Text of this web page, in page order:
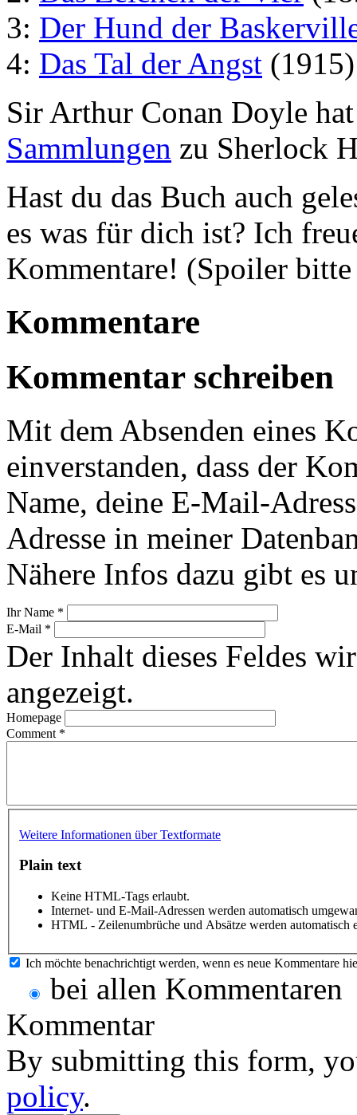
3: Der Hund der
4: Das Tal der Angst (1915)
Sir Arthur Conan Doyle
Sammlungen zu Sherlock
Hast du das Buch auch
es was für dich ist? Ich
Kommentare! (Spoiler
Kommentare
Kommentar schreiben
Mit dem Absenden eines
einverstanden, dass der
Name, deine E-Mail-
Adresse in meiner
Nähere Infos dazu gibt es
Ihr Name *
E-Mail *
Der Inhalt dieses Feldes
angezeigt.
Homepage
Comment *
Weitere Informationen über Textformate
Plain text
Keine HTML-Tags erlaubt.
Internet- und E-Mail-Adressen werden automatisch
HTML - Zeilenumbrüche und Absätze werden automatisch
Ich möchte benachrichtigt werden, wenn es neue Kommentare
bei allen Kommentaren
Kommentar
By submitting this form,
policy.